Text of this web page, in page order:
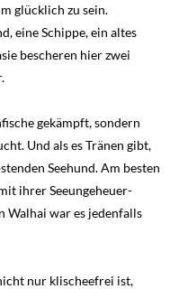
glücklich zu sein.
eine Schippe, ein altes
bescheren hier zwei
gekämpft, sondern
Und als es Tränen gibt,
Seehund. Am besten
ihrer Seeungeheuer-
Walhai war es jedenfalls
nur klischeefrei ist,